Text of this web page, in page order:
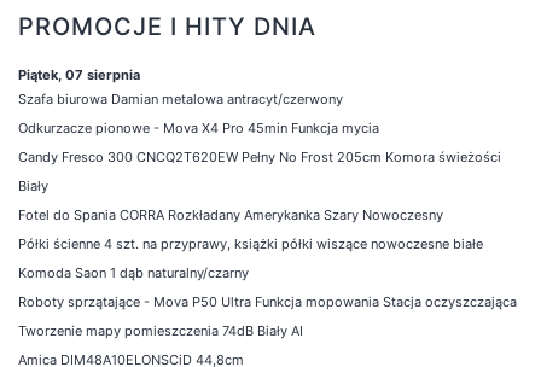
PROMOCJE I HITY DNIA
Piątek, 07 sierpnia
Szafa biurowa Damian metalowa antracyt/czerwony
Odkurzacze pionowe - Mova X4 Pro 45min Funkcja mycia
Candy Fresco 300 CNCQ2T620EW Pełny No Frost 205cm Komora świeżości
Biały
Fotel do Spania CORRA Rozkładany Amerykanka Szary Nowoczesny
Półki ścienne 4 szt. na przyprawy, książki półki wiszące nowoczesne białe
Komoda Saon 1 dąb naturalny/czarny
Roboty sprzątające - Mova P50 Ultra Funkcja mopowania Stacja oczyszczająca
Tworzenie mapy pomieszczenia 74dB Biały AI
Amica DIM48A10ELONSCiD 44,8cm